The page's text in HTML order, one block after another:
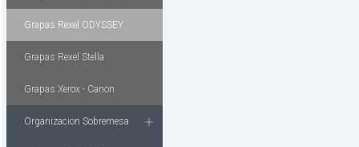
Grapas Rexel ODYSSEY
Grapas Rexel Stella
Grapas Xerox - Canon
Organizacion Sobremesa